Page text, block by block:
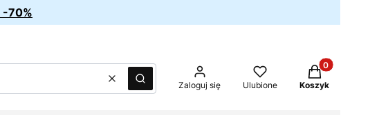
-70%
WyczyśćSzukaj Zaloguj się Ulubione
Produkty w
Koszyk